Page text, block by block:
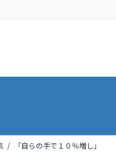
「自らの手で１０％増し」